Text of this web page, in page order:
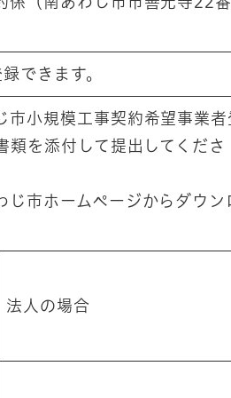
できます。
小規模工事契約希望事業者
を添付して提出してくださ
じ市ホームページからダウン
法人の場合